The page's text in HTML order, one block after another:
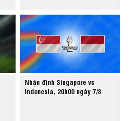
Nhận định Singapore vs
Indonesia, 20h00 ngày 7/8